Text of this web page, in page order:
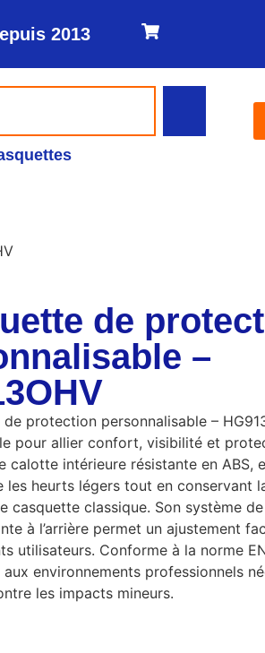
2013
de
–
protection personnalisable –
pour allier confort, visibilité et
calotte intérieure résistante en ABS,
les heurts légers tout en conservant
casquette classique. Son système
à l’arrière permet un ajustement
utilisateurs. Conforme à la norme
environnements professionnels
les impacts mineurs.